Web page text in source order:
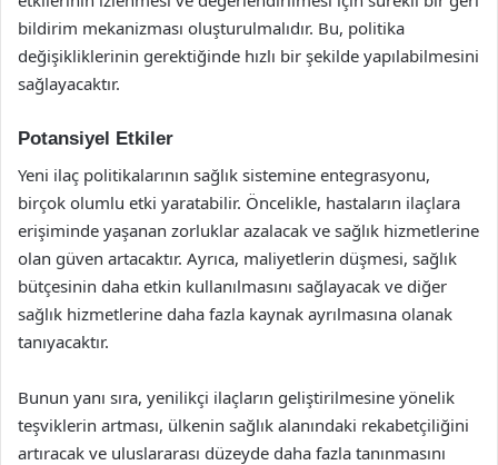
bildirim mekanizması oluşturulmalıdır. Bu, politika
değişikliklerinin gerektiğinde hızlı bir şekilde yapılabilmesini
sağlayacaktır.
Potansiyel Etkiler
Yeni ilaç politikalarının sağlık sistemine entegrasyonu,
birçok olumlu etki yaratabilir. Öncelikle, hastaların ilaçlara
erişiminde yaşanan zorluklar azalacak ve sağlık hizmetlerine
olan güven artacaktır. Ayrıca, maliyetlerin düşmesi, sağlık
bütçesinin daha etkin kullanılmasını sağlayacak ve diğer
sağlık hizmetlerine daha fazla kaynak ayrılmasına olanak
tanıyacaktır.
Bunun yanı sıra, yenilikçi ilaçların geliştirilmesine yönelik
teşviklerin artması, ülkenin sağlık alanındaki rekabetçiliğini
artıracak ve uluslararası düzeyde daha fazla tanınmasını